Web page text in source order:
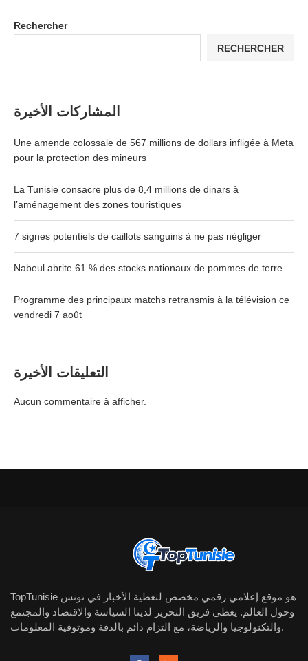
Rechercher
RECHERCHER
المشاركات الأخيرة
Une amende colossale de 567 millions de dollars infligée à Meta
pour la protection des mineurs
La Tunisie consacre plus de 8,4 millions de dinars à
l’aménagement des zones touristiques
7 signes potentiels de caillots sanguins à ne pas négliger
Nabeul abrite 61 % des stocks nationaux de pommes de terre
Programme des principaux matchs retransmis à la télévision ce
vendredi 7 août
التعليقات الأخيرة
Aucun commentaire à afficher.
TopTunisie هو موقع إعلامي رقمي مخصص لتغطية الأخبار في تونس
وحول العالم. يغطي فريق التحرير لدينا السياسة والاقتصاد والمجتمع
والتكنولوجيا والرياضة، مع التزام دائم بالدقة وموثوقية المعلومات.